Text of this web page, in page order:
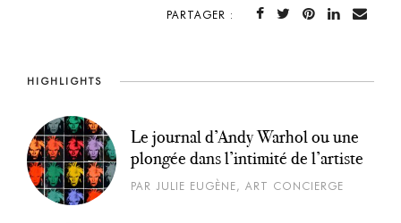
PARTAGER :
HIGHLIGHTS
Le journal d’Andy Warhol ou une
plongée dans l’intimité de l’artiste
PAR JULIE EUGÈNE, ART CONCIERGE